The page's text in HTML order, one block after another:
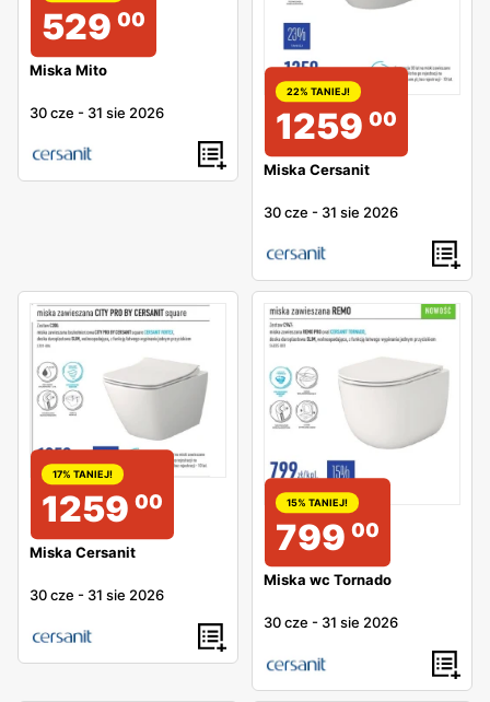
529 00
Miska Mito
30 cze - 31 sie 2026
22% TANIEJ!
1259 00
Miska Cersanit
30 cze - 31 sie 2026
17% TANIEJ!
1259 00
Miska Cersanit
30 cze - 31 sie 2026
15% TANIEJ!
799 00
Miska wc Tornado
30 cze - 31 sie 2026